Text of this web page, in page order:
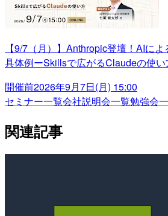
【9/7（月）】Anthropic登壇！AIに
具体例ーSkillsで広がるClaudeの使い
開催前2026年9月7日(月) 15:00
セミナー一覧会社説明会一覧勉強会
関連記事